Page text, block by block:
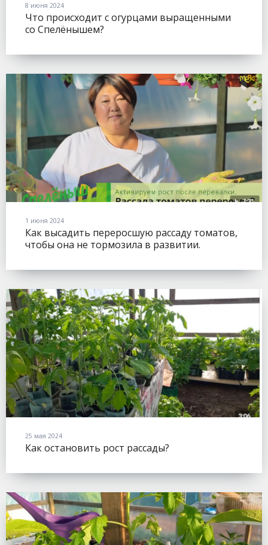
8 июня 2024
Что происходит с огурцами выращенными
со Спелёнышем?
1 июня 2024
Как высадить переросшую рассаду томатов,
чтобы она не тормозила в развитии.
25 мая 2024
Как остановить рост рассады?